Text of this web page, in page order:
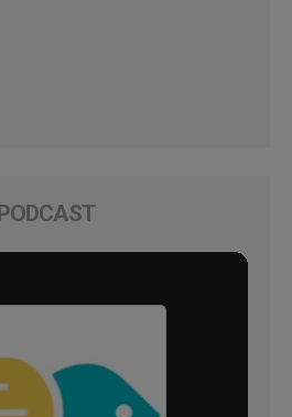
PODCAST